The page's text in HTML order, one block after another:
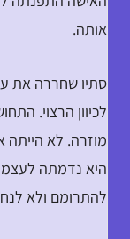
אותה.
סתיו שחררה את
לכיוון הרצוי.
מוזרה. לא
היא נדמתה
להתרומם ולא